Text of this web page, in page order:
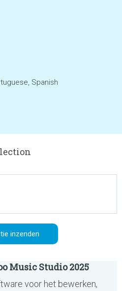
Spanish
Music Studio 2025
voor het bewerken,